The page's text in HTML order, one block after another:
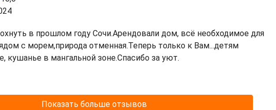
в прошлом году Сочи.Арендовали дом, всё необходимое для
с морем,природа отменная.Теперь только к Вам...детям
кушанье в мангальной зоне.Спасибо за уют.
Показать больше отзывов